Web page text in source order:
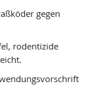
gegen
rodentizide